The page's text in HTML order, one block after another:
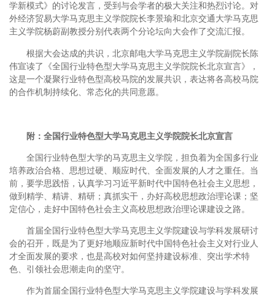
学新模式》的讨论发言，受到与会学者的极大关注和热烈讨论。 对
外经济贸易大学马克思主义学院院长李景瑜和北京交通大学马克思
主义学院杨蔚副教授分别代表两个分论坛向大会作了交流汇报。
根据大会达成的共识，北京邮电大学马克思主义学院副院长陈
伟宣读了《全国行业特色型大学马克思主义学院院长北京宣言》，
这是一个凝聚行业特色型高校马院的发展共识，表达将各高校马院
的合作机制持续化、常态化的共同意愿。
附：全国行业特色型大学马克思主义学院院长北京宣言
全国行业特色型大学的马克思主义学院，担负着为全国多行业
培养政治合格、思想过硬、顺应时代、全面发展的人才之重任。当
前，要学思践悟，认真学习习近平新时代中国特色社会主义思想，
做到精学、精讲、精研；真抓实干，办好高校思想政治理论课；坚
定信心，走好中国特色社会主义高校思想政治理论课建设之路。
首届全国行业特色型大学马克思主义学院建设与学科发展研讨
会的召开，既是为了更好地顺应新时代中国特色社会主义对行业人
才全面发展的要求，也是高校对如何坚持建设标准、突出学术特
色、引领社会思潮走向的坚守。
作为首届全国行业特色型大学马克思主义学院建设与学科发展